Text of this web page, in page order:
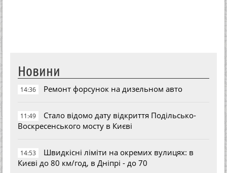
Новини
14:36 Ремонт форсунок на дизельном авто
11:49
Стало відомо дату відкриття Подільсько-
Воскресенського мосту в Києві
14:53
Швидкісні ліміти на окремих вулицях: в
Києві до 80 км/год, в Дніпрі - до 70